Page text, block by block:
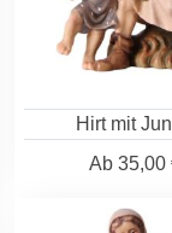
Hirt mit
Ab35,00